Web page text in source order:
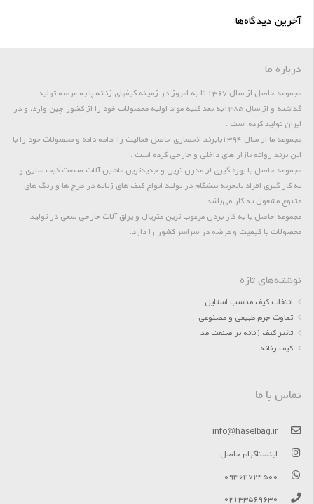
آخرین دیدگاه‌ها
درباره ما
مجموعه حاصل از سال 1367 تا به امروز در زمینه کیفهای زنانه پا به عرصه تولید
گذاشته و از سال 1385به بعد کلیه مواد اولیه محصولات خود را از کشور چین وارد، و در
ایران تولید کرده است .
مجموعه ما از سال 1394بابرند انحصاری حاصل فعالیت را ادامه داده و محصولات خود را با
این برند روانه بازار های داخلی و خارجی کرده است .
مجموعه حاصل با بهره گیری از مدرن ترین و جدیدترین ماشین آلات صنعت کیف سازی و
به کار گیری افراد باتجربه پیشگام در تولید انواع کیف های زنانه در طرح ها و رنگ های
متنوع مشغول به کار می‌باشد .
مجموعه حاصل با به کار بردن مرغوب ترین متریال و یراق آلات خارجی سعی در تولید
محصولات با کیفیت و عرضه در سراسر کشور را دارد.
نوشته‌های تازه
انتخاب کیف مناسب استایل
تفاوت چرم طبیعی و مصنوعی
تاثیر کیف زنانه بر صنعت مد
کیف زنانه
تماس با ما
info@haselbag.ir
اینستاگرام حاصل
09364724500
02133569630